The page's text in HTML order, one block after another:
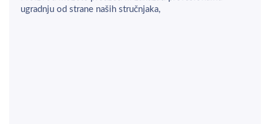
ugradnju od strane naših stručnjaka,